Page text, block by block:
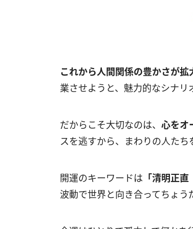
これから人間関係の豊かさが拡
業させようと、魅力的なシナ
だからこそ大切なのは、 心をオ
スを逃すから、まわりの人たち
開運のキーワードは 「清明正
波動で世界と向き合ってちょう